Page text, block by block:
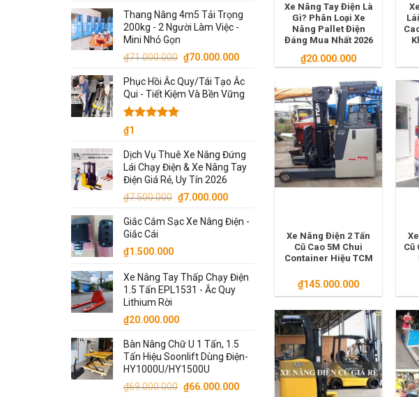
là:
₫5.300.000.
tại
là:
Thang Nâng 4m5 Tải Trọng
200kg - 2 Người Làm Việc -
Mini Nhỏ Gọn
₫71.000.000 Giá
là:
₫71.000.000.
₫70.000.000Giá
tại
là:
₫70.000.000.
Phục Hồi Ắc Quy/Tái Tạo Ắc
Qui - Tiết Kiệm Và Bền Vững
Được xếp
hạng
5 sao
₫1
Dịch Vụ Thuê Xe Nâng Đứng
Lái Chạy Điện & Xe Nâng Tay
Điện Giá Rẻ, Uy Tín 2026
₫7.500.000 Giá
là:
₫7.000.000Giá
tại
Giắc Cắm Sạc Xe Nâng Điện -
Giắc Cái
₫1.500.000
Xe Nâng Tay Thấp Chạy Điện
1.5 Tấn EPL1531 - Ắc Quy
Lithium Rời
₫20.000.000
Bàn Nâng Chữ U 1 Tấn, 1.5
Tấn Hiệu Soonlift Dùng Điện-
HY1000U/HY1500U
₫69.000.000 Giá
₫66.000.000Giá
Xe Nâng Tay Điện Là
Gì? Phân Loại Xe
Nâng Pallet Điện
Đáng Mua Nhất 2026
₫20.000.000
Xe Nâng Điện 2 Tấn
Cũ Cao 5M Chui
Container Hiệu TCM
₫145.000.000
Cũ